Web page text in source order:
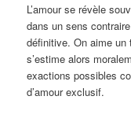
L’amour se révèle
dans un sens
définitive. On aime
s’estime alors
exactions possibles
d’amour exclusif.